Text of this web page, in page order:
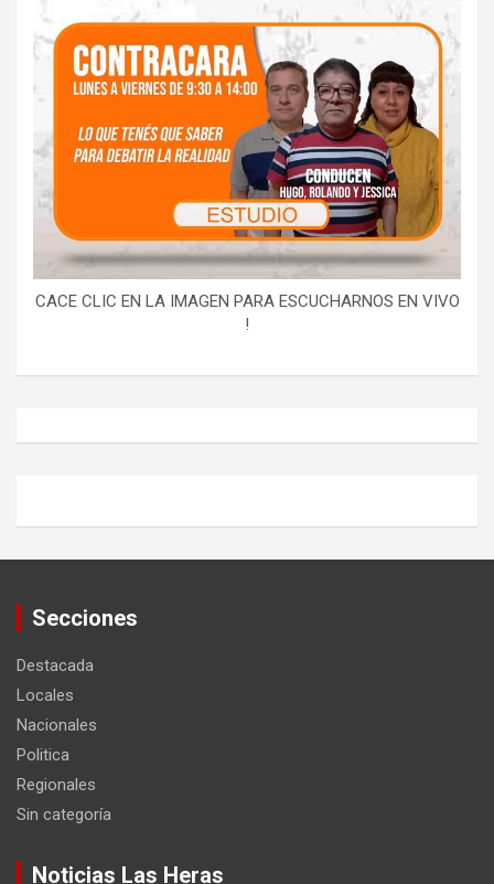
CACE CLIC EN LA IMAGEN PARA ESCUCHARNOS EN VIVO
!
Secciones
Destacada
Locales
Nacionales
Politica
Regionales
Sin categoría
Noticias Las Heras